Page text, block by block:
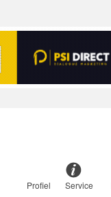
Profiel Service